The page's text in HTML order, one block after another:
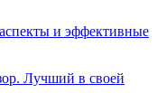
и эффективные
Лучший в своей